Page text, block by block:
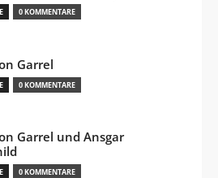
0 KOMMENTARE
Garrel
0 KOMMENTARE
Garrel und Ansgar
0 KOMMENTARE